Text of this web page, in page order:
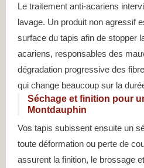
Le traitement anti-acariens
lavage. Un produit non agressif
surface du tapis afin de stopper
acariens, responsables des
dégradation progressive des
qui change beaucoup sur la
Séchage et finition pour
Montdauphin
Vos tapis subissent ensuite un
toute déformation ou perte de
assurent la finition, le brossage